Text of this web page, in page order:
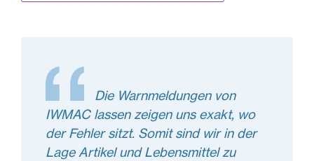
Die Warnmeldungen von
IWMAC lassen zeigen uns exakt, wo
der Fehler sitzt. Somit sind wir in der
Lage Artikel und Lebensmittel zu